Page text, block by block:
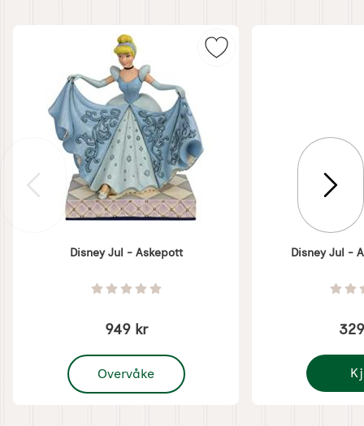
Disney Jul - Askepott
Varenummer 7422Vurdering: 0 Stjerne av 5
949 kr
Overvåke
, Disney Jul - Askepott
Merk disney Jul -
Disney Jul -
Varenummer 7423
Disney